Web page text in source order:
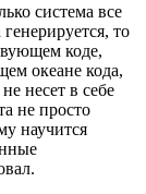
система все
то
коде,
океане кода,
несет в себе
не просто
научится